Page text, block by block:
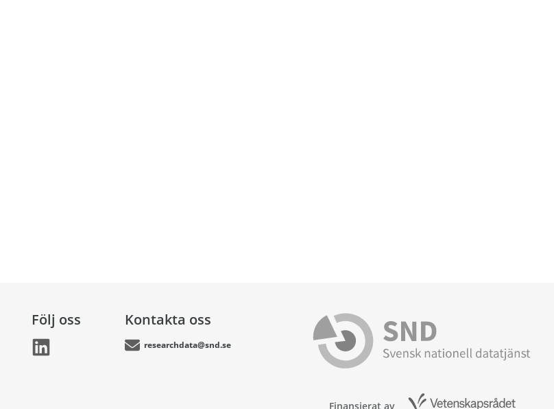
Följ oss Kontakta oss
researchdata@snd.se
Finansierat av